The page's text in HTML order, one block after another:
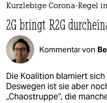
Kurzlebige Corona-Regel
2G bringt R2G
Kommentar von
Die Koalition blamiert
Deswegen ist sie aber
„Chaostruppe“, die